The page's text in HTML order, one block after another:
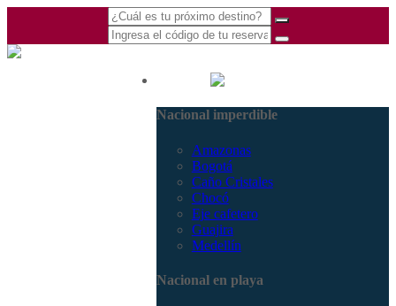
Nacional imperdible
Amazonas
Bogotá
Caño Cristales
Chocó
Eje cafetero
Guajira
Medellín
Nacional en playa